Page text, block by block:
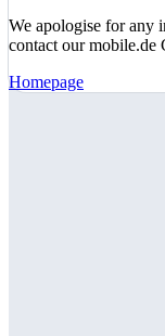
We apologise for any
contact our mobile.de
Homepage